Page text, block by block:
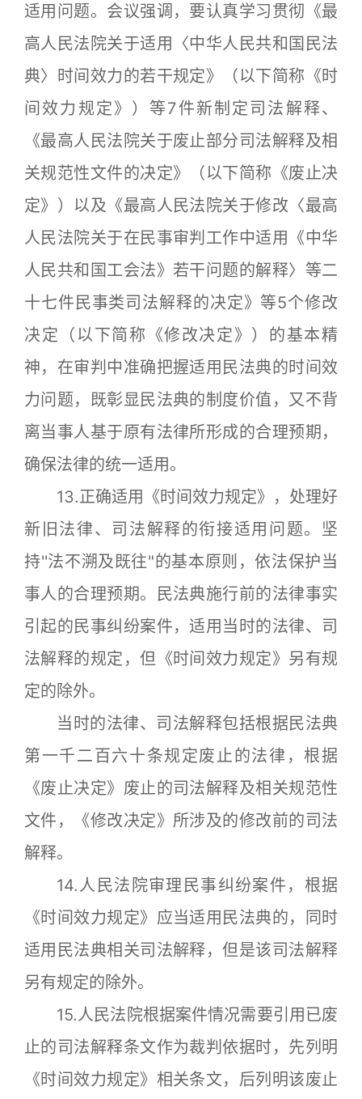
适用问题。会议强调，要认真学习贯彻《最
高人民法院关于适用〈中华人民共和国民法
典〉时间效力的若干规定》（以下简称《时
间效力规定》）等7件新制定司法解释、
《最高人民法院关于废止部分司法解释及相
关规范性文件的决定》（以下简称《废止决
定》）以及《最高人民法院关于修改〈最高
人民法院关于在民事审判工作中适用《中华
人民共和国工会法》若干问题的解释〉等二
十七件民事类司法解释的决定》等5个修改
决定（以下简称《修改决定》）的基本精
神，在审判中准确把握适用民法典的时间效
力问题，既彰显民法典的制度价值，又不背
离当事人基于原有法律所形成的合理预期，
确保法律的统一适用。
13.正确适用《时间效力规定》，处理好
新旧法律、司法解释的衔接适用问题。坚
持''法不溯及既往"的基本原则，依法保护当
事人的合理预期。民法典施行前的法律事实
引起的民事纠纷案件，适用当时的法律、司
法解释的规定，但《时间效力规定》另有规
定的除外。
当时的法律、司法解释包括根据民法典
第一千二百六十条规定废止的法律，根据
《废止决定》废止的司法解释及相关规范性
文件，《修改决定》所涉及的修改前的司法
解释。
14.人民法院审理民事纠纷案件，根据
《时间效力规定》应当适用民法典的，同时
适用民法典相关司法解释，但是该司法解释
另有规定的除外。
15.人民法院根据案件情况需要引用已废
止的司法解释条文作为裁判依据时，先列明
《时间效力规定》相关条文，后列明该废止